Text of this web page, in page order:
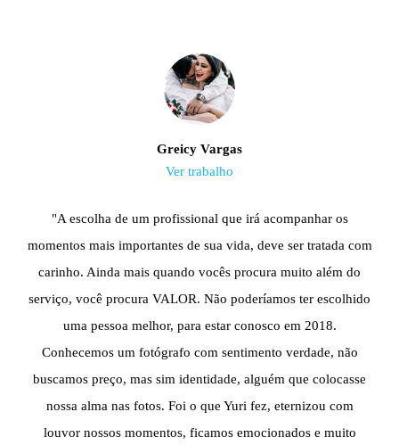
"A escolha de um profissional que irá acompanhar os
momentos mais importantes de sua vida, deve ser tratada com
carinho. Ainda mais quando vocês procura muito além do
serviço, você procura VALOR. Não poderíamos ter escolhido
uma pessoa melhor, para estar conosco em 2018.
Conhecemos um fotógrafo com sentimento verdade, não
buscamos preço, mas sim identidade, alguém que colocasse
nossa alma nas fotos. Foi o que Yuri fez, eternizou com
louvor nossos momentos, ficamos emocionados e muito
Greicy Vargas
Ver trabalho